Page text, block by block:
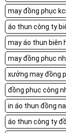
may đồng phục
áo thun công ty
may áo thun biên
may đồng phục
xưởng may đồng
đồng phục công
in áo thun đồng
áo thun công ty